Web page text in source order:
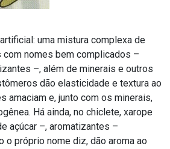
uma mistura complexa de
nomes bem complicados –
–, além de minerais e outros
dão elasticidade e textura ao
amaciam e, junto com os minerais,
Há ainda, no chiclete, xarope
açúcar –, aromatizantes –
o próprio nome diz, dão aroma ao